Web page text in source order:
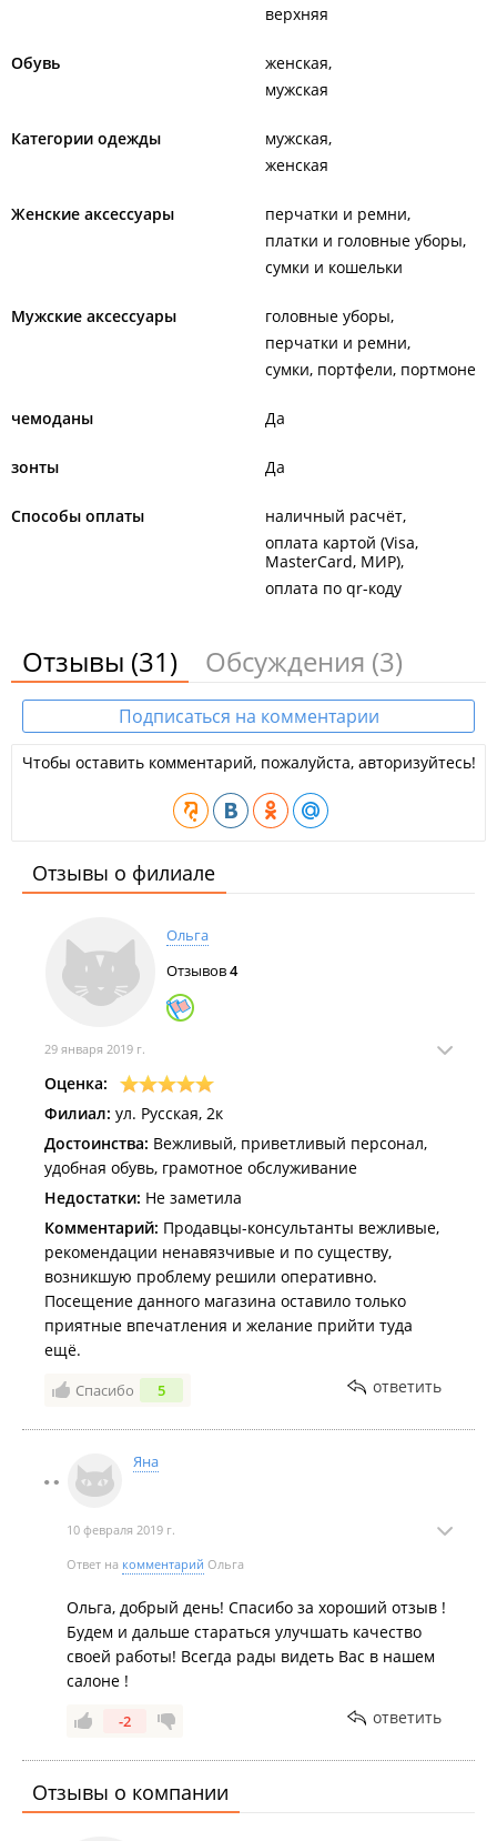
верхняя
Обувь
женская
мужская
Категории одежды
мужская
женская
Женские аксессуары
перчатки и ремни
платки и головные уборы
сумки и кошельки
Мужские аксессуары
головные уборы
перчатки и ремни
сумки, портфели, портмоне
чемоданы Да
зонты Да
Способы оплаты
наличный расчёт
оплата картой (Visa,
MasterCard, МИР)
оплата по qr-коду
Отзывы (31) Обсуждения (3)
Подписаться на комментарии
Чтобы оставить комментарий, пожалуйста, авторизуйтесь!
Отзывы о филиале
Ольга
Отзывов4
29 января 2019 г.
Оценка:
Филиал: ул. Русская, 2к
Достоинства: Вежливый, приветливый персонал,
удобная обувь, грамотное обслуживание
Недостатки: Не заметила
Комментарий: Продавцы-консультанты вежливые,
рекомендации ненавязчивые и по существу,
возникшую проблему решили оперативно.
Посещение данного магазина оставило только
приятные впечатления и желание прийти туда
ещё.
Спасибо 5 ответить
Яна
10 февраля 2019 г.
Ответ на комментарий Ольга
Ольга, добрый день! Спасибо за хороший отзыв !
Будем и дальше стараться улучшать качество
своей работы! Всегда рады видеть Вас в нашем
салоне !
-2 ответить
Отзывы о компании